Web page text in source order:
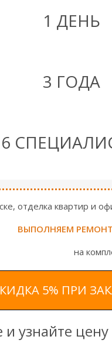
1 ДЕНЬ
3 ГОДА
ВЫПОЛНЯЕМ
на
5% ПРИ